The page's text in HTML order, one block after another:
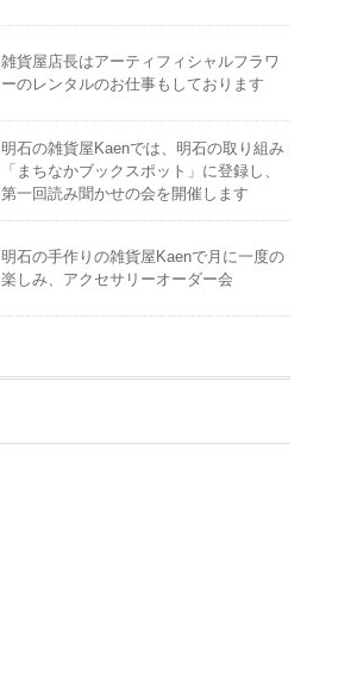
雑貨屋店長はアーティフィシャルフラワ
ーのレンタルのお仕事もしております
明石の雑貨屋Kaenでは、明石の取り組み
「まちなかブックスポット」に登録し、
第一回読み聞かせの会を開催します
明石の手作りの雑貨屋Kaenで月に一度の
楽しみ、アクセサリーオーダー会